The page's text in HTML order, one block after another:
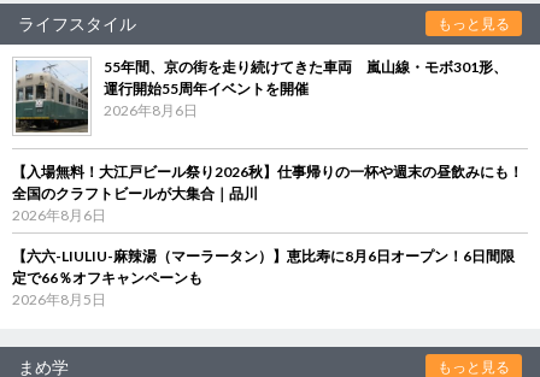
ライフスタイル もっと見る
55年間、京の街を走り続けてきた車両 嵐山線・モボ301形、
運行開始55周年イベントを開催
2026年8月6日
【入場無料！大江戸ビール祭り2026秋】仕事帰りの一杯や週末の昼飲みにも！
全国のクラフトビールが大集合｜品川
2026年8月6日
【六六-LIULIU-麻辣湯（マーラータン）】恵比寿に8月6日オープン！6日間限
定で66％オフキャンペーンも
2026年8月5日
まめ学 もっと見る